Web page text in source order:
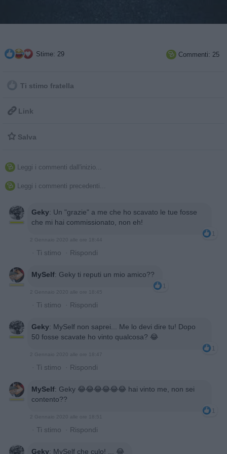
Stime: 29  Commenti: 25
Ti stimo fratella
 Link
 Salva
 Leggi i commenti dall'inizio...
 Leggi i commenti precedenti...
Geky: Un "grazie" a me che ho scavato le tue fosse
che mi hai commissionato, non eh!
1
2 Gennaio 2020 alle ore 18:44
· Ti stimo · Rispondi
MySelf: Geky ti reputi un mio amico??
1
2 Gennaio 2020 alle ore 18:45
· Ti stimo · Rispondi
Geky: MySelf non saprei... Me lo devi dire tu! Dopo
50 fosse scavate ho vinto qualcosa? 😂
1
2 Gennaio 2020 alle ore 18:47
· Ti stimo · Rispondi
MySelf: Geky 😂😂😂😂😂😂 hai vinto me, non sei
contento??
1
2 Gennaio 2020 alle ore 18:51
· Ti stimo · Rispondi
Geky: MySelf che culo! ... 😂